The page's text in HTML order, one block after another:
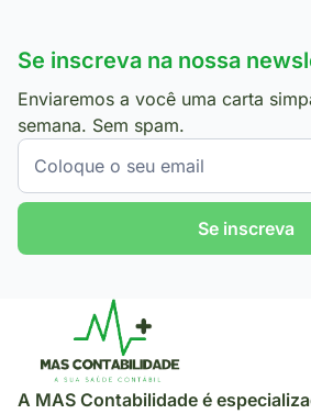
Se inscreva na nossa
Enviaremos a você uma carta
semana. Sem spam.
Se inscreva
A MAS Contabilidade é